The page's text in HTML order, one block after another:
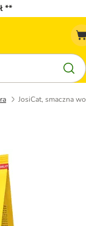
**
JosiCat, smaczna